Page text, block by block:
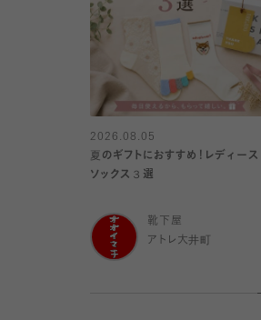
2026.08.05
夏のギフトにおすすめ！レディース
ソックス３選
靴下屋
アトレ大井町